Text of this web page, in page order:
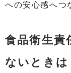
への安心感へつ
食品衛生責
ないときは